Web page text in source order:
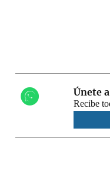
Únete
Recibe